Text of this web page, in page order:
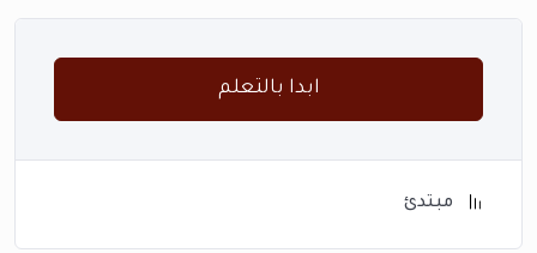
ابدا بالتعلم
مبتدئ